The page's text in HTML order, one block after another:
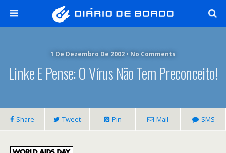
1 De Dezembro De 2002 • No Comments
Linke E Pense: O Vírus Não Tem Preconceito!
Share Tweet Pin Mail SMS